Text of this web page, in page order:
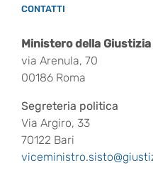
CONTATTI
Ministero della Giustizia
via Arenula, 70
00186 Roma
Segreteria politica
Via Argiro, 33
70122 Bari